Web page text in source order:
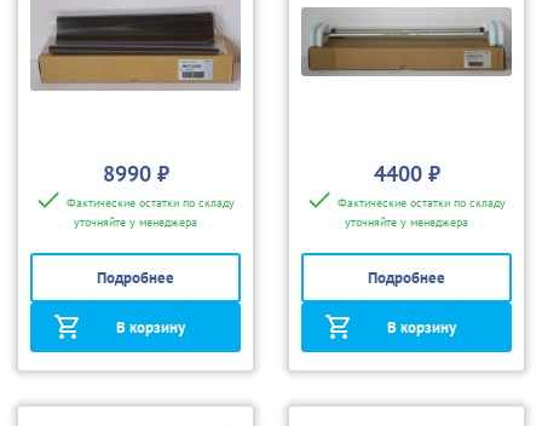
8990 ₽
Фактические остатки по складу
уточняйте у менеджера
Подробнее
В корзину
4400 ₽
Фактические остатки по складу
уточняйте у менеджера
Подробнее
В корзину